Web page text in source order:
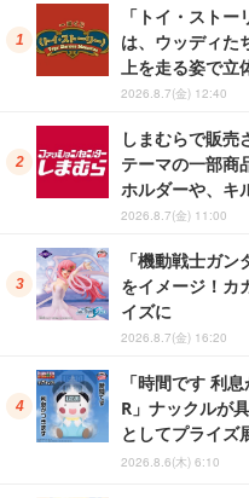
「トイ・スト
は、ウッディた
上を走る姿で立
2026.8.7(金) 12:40
しまむらで販売
テーマの一部商
ホルダーや、キ
2026.8.7(金) 11:00
「機動戦士ガン
をイメージ！カ
イズに
2026.8.7(金) 16:20
「時間です 利
R」ナックルが
としてプライズ
2026.8.6(木) 6:10